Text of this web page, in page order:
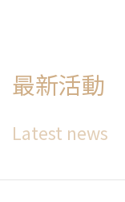
最新活動
Latest news